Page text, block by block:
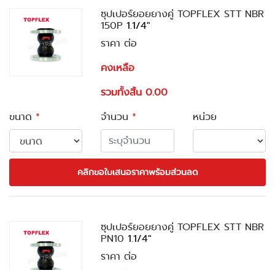
ซุปเปอร์ยอยยางคู่ TOPFLEX STT NBR
150P1.1/4"
ราคา ต่อ
คงเหลือ
รวมทั้งสิ้น 0.00
ขนาด * จำนวน * หน่วย
คลิกขอใบเสนอราคาพร้อมส่วนลด
ซุปเปอร์ยอยยางคู่ TOPFLEX STT NBR
PN101.1/4"
ราคา ต่อ